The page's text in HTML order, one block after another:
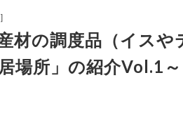
］
材の調度品（イスや
場所」の紹介Vol.1～